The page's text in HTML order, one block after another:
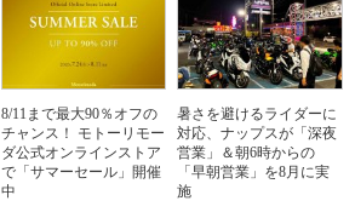
8/11まで最大90％オフの
チャンス！ モトーリモー
ダ公式オンラインストア
で「サマーセール」開催
中
暑さを避けるライダーに
対応、ナップスが「深夜
営業」＆朝6時からの
「早朝営業」を8月に実
施